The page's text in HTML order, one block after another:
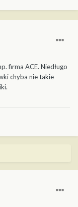
firma ACE. Niedługo
chyba nie takie